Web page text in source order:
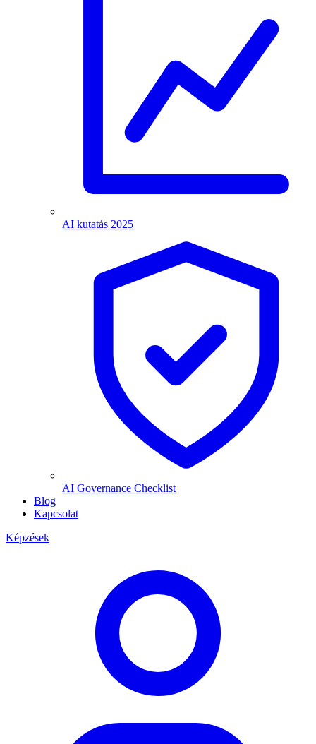
AI kutatás 2025
AI Governance Checklist
Blog
Kapcsolat
Képzések